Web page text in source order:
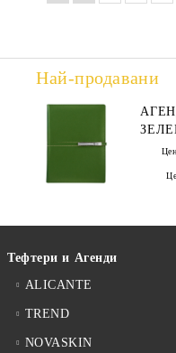
Най-продавани
Тефтери и Агенди
ALICANTE
TREND
NOVASKIN